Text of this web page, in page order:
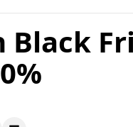
Black